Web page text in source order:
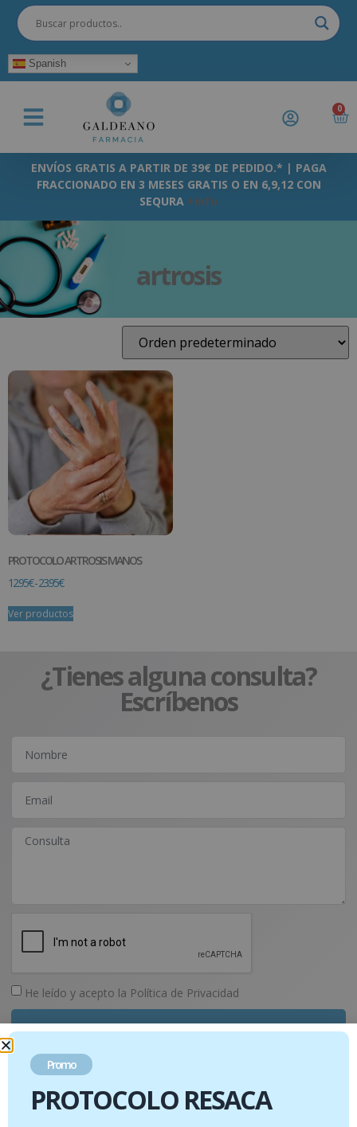
Spanish
0
ENVÍOS GRATIS A PARTIR DE 39€ DE PEDIDO.* | PAGA
FRACCIONADO EN 3 MESES GRATIS O EN 6,9,12 CON
SEQURA +info
artrosis
PROTOCOLO ARTROSIS MANOS
12.95€-23.95€
Ver productos
¿Tienes alguna consulta?
Escríbenos
He leído y acepto la Política de Privacidad
Enviar
Promo
PROTOCOLO RESACA